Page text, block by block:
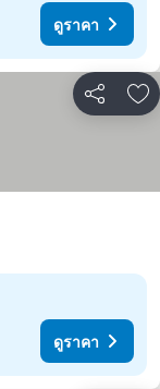
ดูราคา
แชร์ เ
ดูราคา